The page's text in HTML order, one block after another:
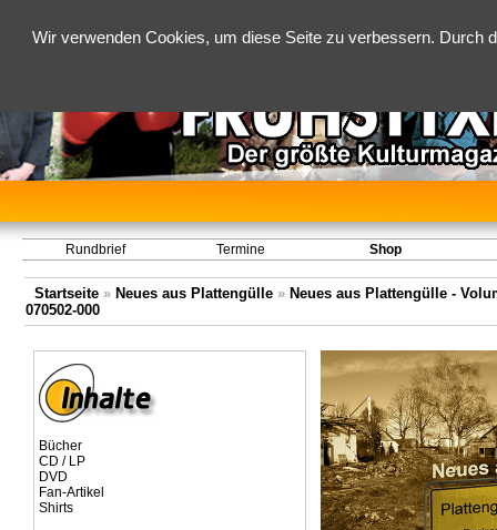
Wir verwenden Cookies, um diese Seite zu verbessern.
Rundbrief Termine Shop
Startseite » Neues aus Plattengülle » Neues aus Plattengülle -
070502-000
Bücher
CD / LP
DVD
Fan-Artikel
Shirts